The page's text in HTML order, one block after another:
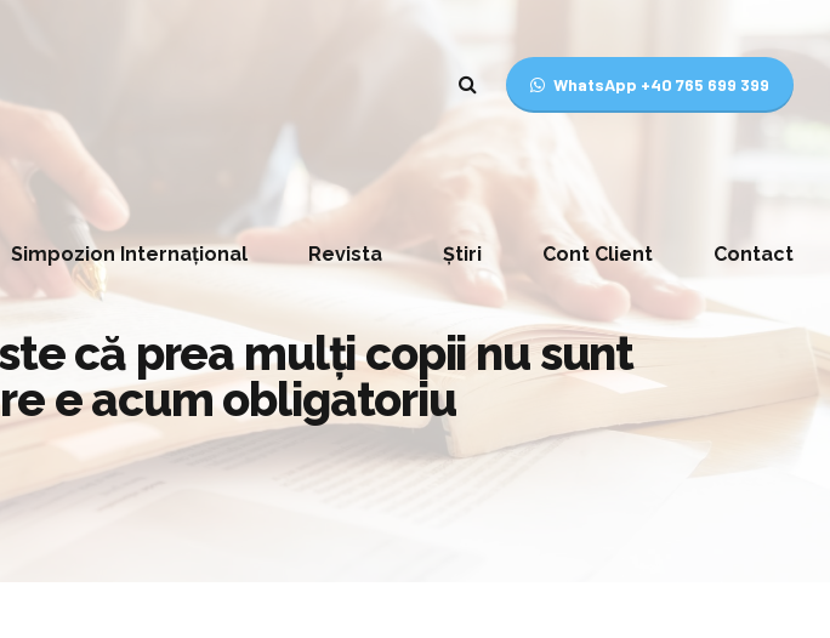
WhatsApp +40 765 699 399
Simpozion Internațional Revista Știri Cont Client Contact
că prea mulţi copii nu sunt
e acum obligatoriu